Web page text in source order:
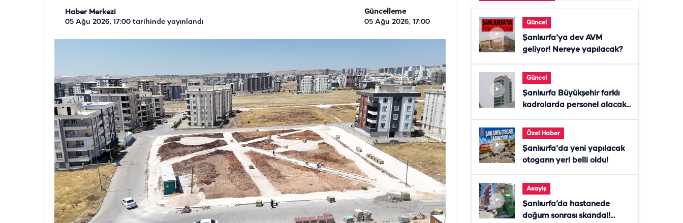
Haber Merkezi
05 Ağu 2026, 17:00 tarihinde yayınlandı
Güncelleme
05 Ağu 2026, 17:00
Güncel
Şanlıurfa’ya dev AVM
geliyor! Nereye yapılacak?
Güncel
Şanlıurfa Büyükşehir farklı
kadrolarda personel alacak!
Özel Haber
Şanlıurfa'da yeni yapılacak
otogarın yeri belli oldu!
Asayiş
Şanlıurfa’da hastanede
doğum sonrası skandal!